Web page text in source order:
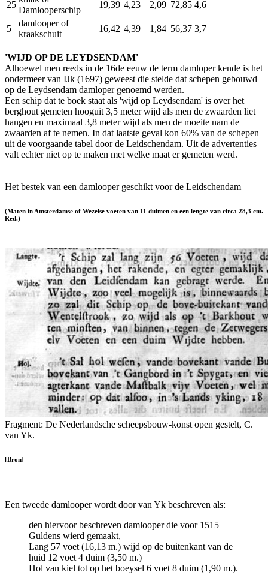
25
Damlooperschip
19,39 4,23 2,09 72,85 4,6
5
damlooper of
kraakschuit
16,42 4,39 1,84 56,37 3,7
'WIJD OP DE LEYDSENDAM'
Alhoewel men reeds in de 16de eeuw de term damloper kende is het
ondermeer van IJk (1697) geweest die stelde dat schepen gebouwd
op de Leydsendam damloper genoemd werden.
Een schip dat te boek staat als 'wijd op Leydsendam' is over het
berghout gemeten hooguit 3,5 meter wijd als men de zwaarden liet
hangen en maximaal 3,8 meter wijd als men de moeite nam de
zwaarden af te nemen. In dat laatste geval kon 60% van de schepen
uit de voorgaande tabel door de Leidschendam. Uit de advertenties
valt echter niet op te maken met welke maat er gemeten werd.
Het bestek van een damlooper geschikt voor de Leidschendam
(Maten in Amsterdamse of Wezelse voeten van 11 duimen en een lengte van circa 28,3 cm.
Red.)
Fragment: De Nederlandsche scheepsbouw-konst open gestelt, C.
van Yk.
[Bron]
Een tweede damlooper wordt door van Yk beschreven als:
den hiervoor beschreven damlooper die voor 1515
Guldens wierd gemaakt,
Lang 57 voet (16,13 m.) wijd op de buitenkant van de
huid 12 voet 4 duim (3,50 m.)
Hol van kiel tot op het boeysel 6 voet 8 duim (1,90 m.).